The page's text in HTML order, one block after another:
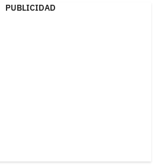
PUBLICIDAD